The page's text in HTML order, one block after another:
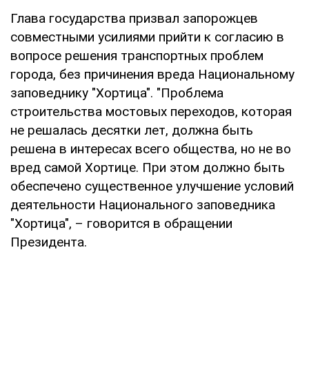
Глава государства призвал запорожцев
совместными усилиями прийти к согласию в
вопросе решения транспортных проблем
города, без причинения вреда Национальному
заповеднику "Хортица". "Проблема
строительства мостовых переходов, которая
не решалась десятки лет, должна быть
решена в интересах всего общества, но не во
вред самой Хортице. При этом должно быть
обеспечено существенное улучшение условий
деятельности Национального заповедника
"Хортица", – говорится в обращении
Президента.